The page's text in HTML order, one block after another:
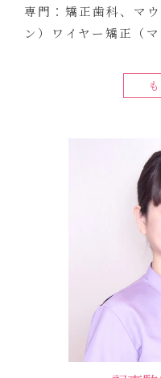
専門：矯正歯科、マ
ン）ワイヤー矯正（